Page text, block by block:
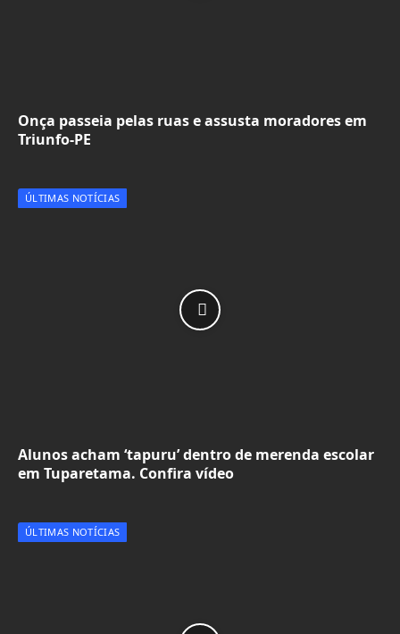
Onça passeia pelas ruas e assusta moradores em
Triunfo-PE
ÚLTIMAS NOTÍCIAS
Alunos acham ‘tapuru’ dentro de merenda escolar
em Tuparetama. Confira vídeo
ÚLTIMAS NOTÍCIAS